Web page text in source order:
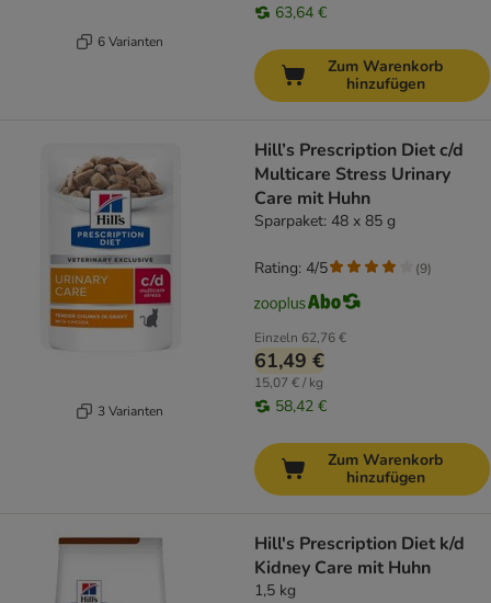
6 Varianten
63,64 €
Zum Warenkorb
hinzufügen
3 Varianten
Hill’s Prescription Diet c/d
Multicare Stress Urinary
Care mit Huhn
Sparpaket: 48 x 85 g
Einzeln 62,76 €
61,49 €
15,07 € / kg
58,42 €
Rating: 4/5 (9)
Zum Warenkorb
hinzufügen
Hill's Prescription Diet k/d
Kidney Care mit Huhn
1,5 kg